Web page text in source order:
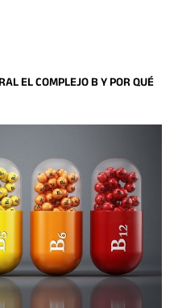
EL COMPLEJO B Y POR QUÉ